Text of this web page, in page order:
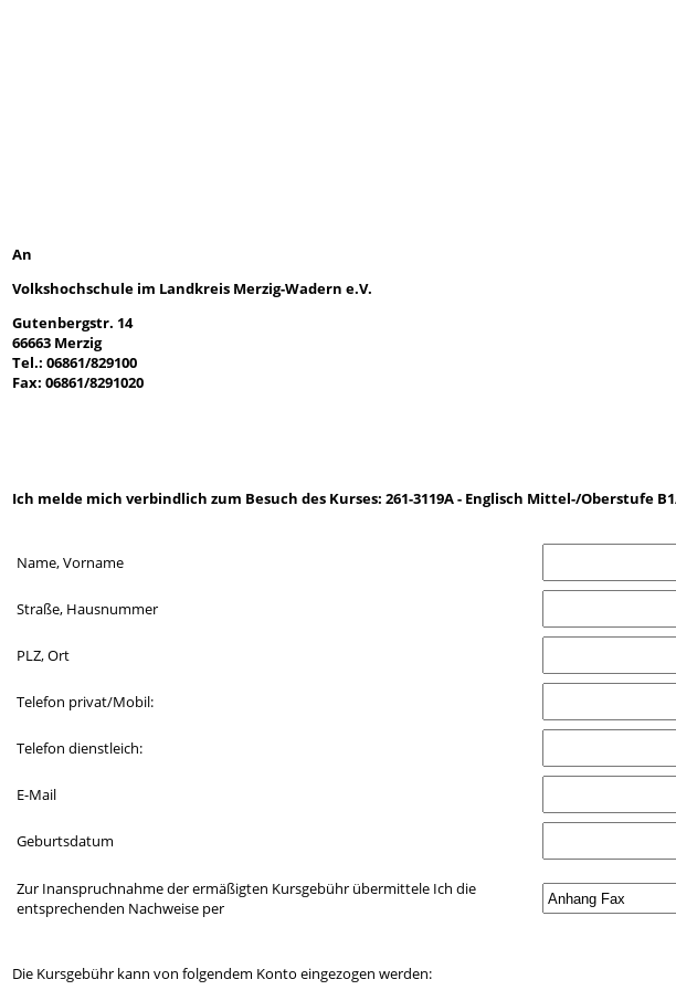
An
Volkshochschule im Landkreis Merzig-Wadern e.V.
Gutenbergstr. 14
66663 Merzig
Tel.: 06861/829100
Fax: 06861/8291020
Ich melde mich verbindlich zum Besuch des Kurses: 261-3119A - Englisch Mittel-/Oberstufe
Name, Vorname
Straße, Hausnummer
PLZ, Ort
Telefon privat/Mobil:
Telefon dienstleich:
E-Mail
Geburtsdatum
Zur Inanspruchnahme der ermäßigten Kursgebühr übermittele Ich die
entsprechenden Nachweise per
Die Kursgebühr kann von folgendem Konto eingezogen werden: